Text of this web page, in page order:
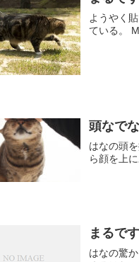
ようやく
ている。
頭なで
はなの頭を
ら顔を上
まるです
はなの驚か